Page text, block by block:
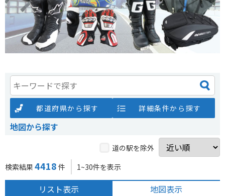
都道府県から探す 詳細条件から探す
地図から探す
道の駅を除外
検索結果 4418 件 1~30件を表示
リスト表示 地図表示